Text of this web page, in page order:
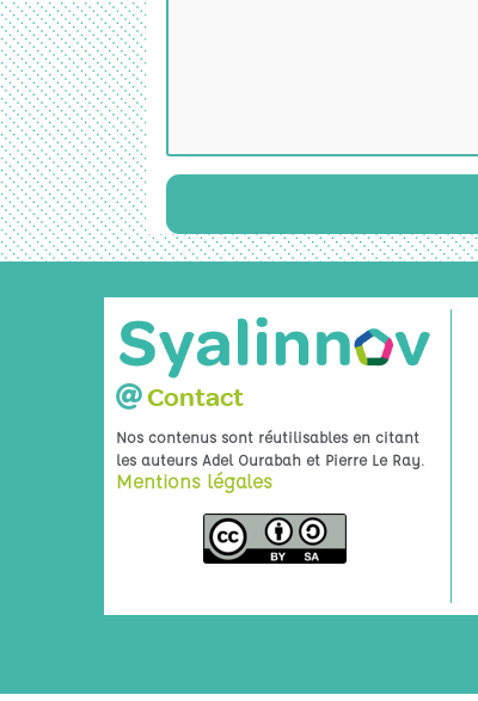
Contact
Nos contenus sont réutilisables en citant
les auteurs Adel Ourabah et Pierre Le Ray.
Mentions légales